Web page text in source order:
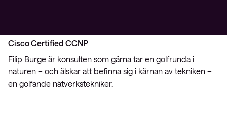
Cisco Certified CCNP
Filip Burge är konsulten som gärna tar en golfrunda i
naturen – och älskar att befinna sig i kärnan av tekniken –
en golfande nätverkstekniker.